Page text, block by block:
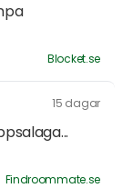
Blocket.se
15 dagar
Findroommate.se